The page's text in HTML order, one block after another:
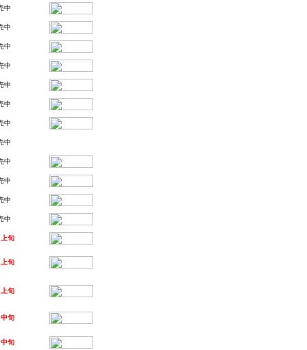
中
中
中
中
中
中
中
中
中
中
中
中
旬
旬
旬
旬
旬